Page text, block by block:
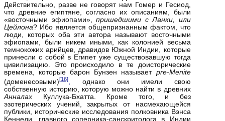
Действительно, разве не говорят нам Гомер и Гесиод,
что древние египтяне, согласно их описаниям, были
«восточными эфиопами»,пришедшими с Ланки, или
Цейлона? Ибо является общепризнанным фактом, что
люди, которых оба эти автора называют восточными
эфиопами, были никем иными, как колонией весьма
темнокожих арийцев, дравидов Южной Индии, которые
принесли с собой в Египет уже существовавшую тогда
цивилизацию. Это происходило в те доисторические
времена, которые барон Бунзен называет pre‑Menite
(доменесовыми)[16]
однако они имели свою
собственную историю, которую можно найти в древних
Анналах Куллука‑Бхатта. Кроме того, и без
эзотерических учений, закрытых от насмехающейся
публики, исторические исследования полковника Вэнса
Кеннеди, главного соперника‑санскритолога в Индии